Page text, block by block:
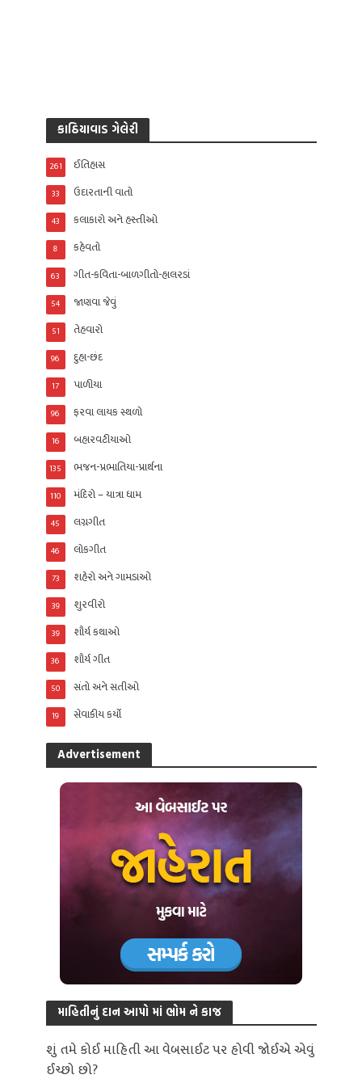
કાઠિયાવાડ ગેલેરી
ઈતિહાસ
261
ઉદારતાની વાતો
33
કલાકારો અને હસ્તીઓ
43
કહેવતો
8
ગીત-કવિતા-બાળગીતો-હાલરડાં
63
જાણવા જેવું
54
તેહવારો
51
દુહા-છંદ
96
પાળીયા
17
ફરવા લાયક સ્થળો
96
બહારવટીયાઓ
16
ભજન-પ્રભાતિયા-પ્રાર્થના
135
મંદિરો – યાત્રા ધામ
110
લગ્નગીત
45
લોકગીત
46
શહેરો અને ગામડાઓ
73
શુરવીરો
39
શૌર્ય કથાઓ
39
શૌર્ય ગીત
36
સંતો અને સતીઓ
50
સેવાકીય કર્યો
19
Advertisement
માહિતીનું દાન આપો માં ભોમ ને કાજ
શું તમે કોઈ માહિતી આ વેબસાઈટ પર હોવી જોઈએ એવું
ઈચ્છો છો?